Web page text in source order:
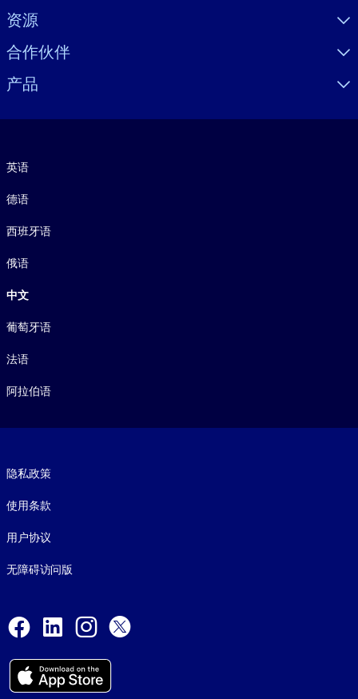
资源
合作伙伴
产品
英语
德语
西班牙语
俄语
中文
葡萄牙语
法语
阿拉伯语
隐私政策
使用条款
用户协议
无障碍访问版
Facebook
LinkedInInstagram